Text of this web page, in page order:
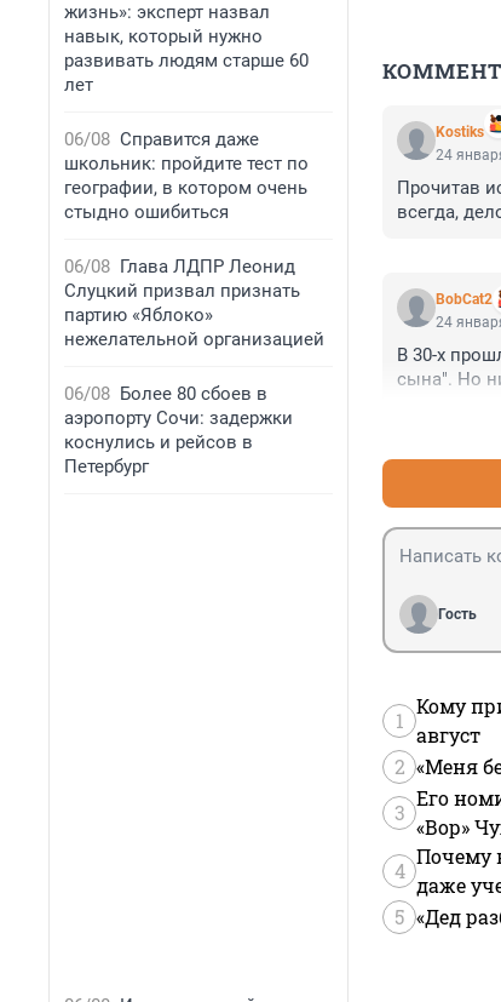
жизнь»: эксперт назвал
навык, который нужно
развивать людям старше 60
лет
06/08 Справится даже
школьник: пройдите тест по
географии, в котором очень
стыдно ошибиться
06/08 Глава ЛДПР Леонид
Слуцкий призвал признать
партию «Яблоко»
нежелательной организацией
06/08 Более 80 сбоев в
аэропорту Сочи: задержки
коснулись и рейсов в
Петербург
Kostiks
24
Прочитав
всегда,
BobCat2
24
В 30-х
сына". Но
Гость
1
Кому
август
2 «Меня
3
Его
«Вор»
4
Почему
даже
5 «Дед